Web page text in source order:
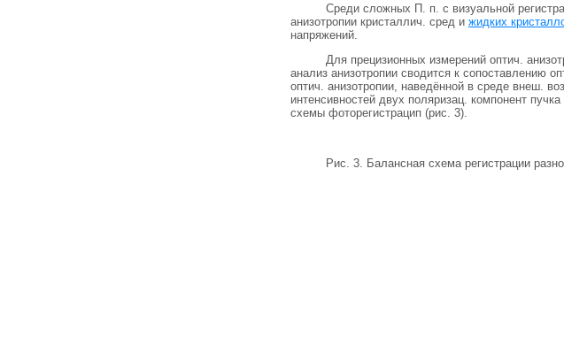
Среди сложных П. п. с визуальной
анизотропии кристаллич. сред и жидких
напряжений.
Для прецизионных измерений оптич.
анализ анизотропии сводится к сопоставлению
оптич. анизотропии, наведённой в среде внеш.
интенсивностей двух поляризац. компонент
схемы фоторегистрацип (рис. 3).
Рис. 3. Балансная схема регистрации